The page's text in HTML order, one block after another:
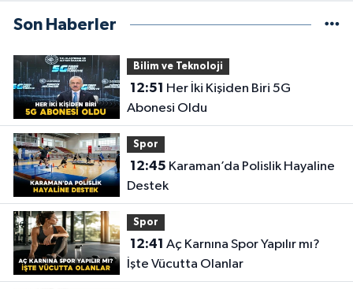
Son Haberler
Bilim ve Teknoloji
12:51
Abonesi Oldu
Spor
12:45
Destek
Spor
12:41
İşte Vücutta Olanlar